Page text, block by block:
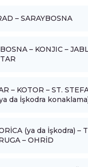
– SARAYBOSNA
– KONJIC –
– KOTOR – ST.
da İşkodra
(ya da İşkodra) –
– OHRİD